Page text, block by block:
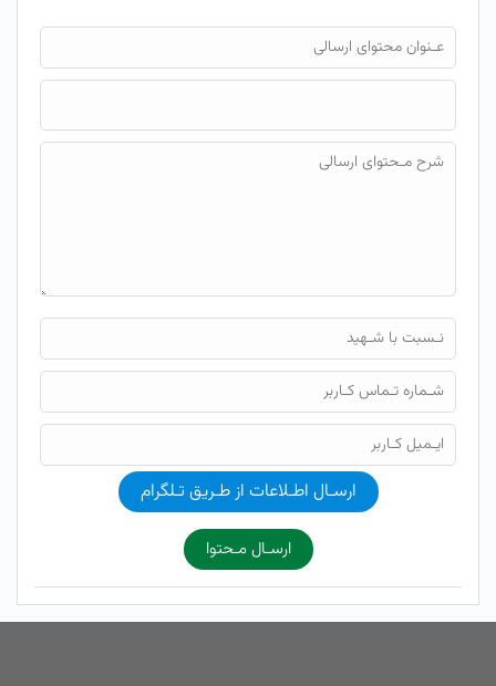
فایل محتوای ارسالی
ارسـال اطـلاعات از طـریق تـلگرام
ارسـال مـحتوا